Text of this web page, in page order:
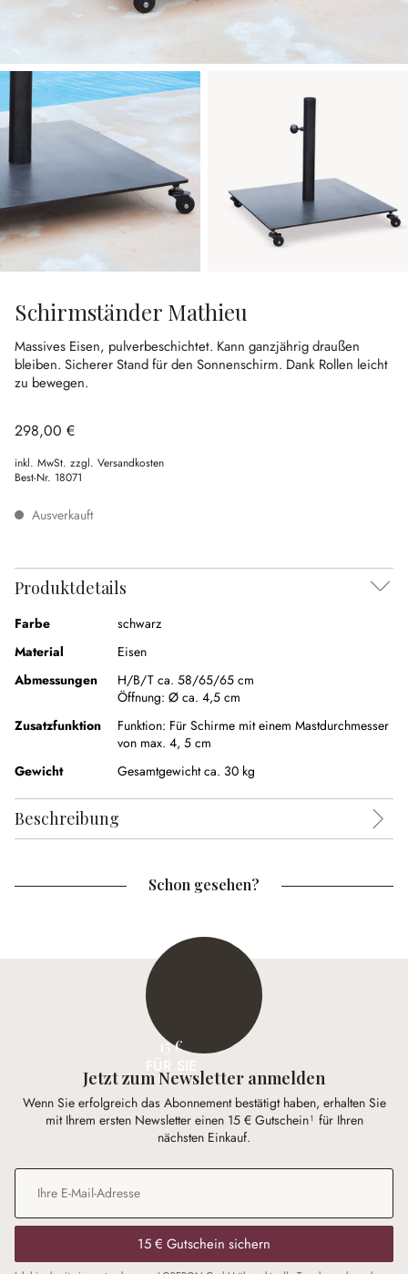
Schirmständer Mathieu
Massives Eisen, pulverbeschichtet. Kann ganzjährig draußen
bleiben. Sicherer Stand für den Sonnenschirm. Dank Rollen leicht
zu bewegen.
298,00 €
inkl. MwSt. zzgl. Versandkosten
Best-Nr. 18071
Ausverkauft
Produktdetails
Farbe
schwarz
Material
Eisen
Abmessungen
H/B/T ca. 58/65/65 cm
Öffnung: Ø ca. 4,5 cm
Zusatzfunktion
Funktion: Für Schirme mit einem Mastdurchmesser
von max. 4, 5 cm
Gewicht
Gesamtgewicht ca. 30 kg
Beschreibung
Schon gesehen?
15 €
Jetzt zum Newsletter anmelden
Wenn Sie erfolgreich das Abonnement bestätigt haben, erhalten Sie
mit Ihrem ersten Newsletter einen 15 € Gutschein¹ für Ihren
nächsten Einkauf.
E-Mail-Adresse
15 € Gutschein sichern